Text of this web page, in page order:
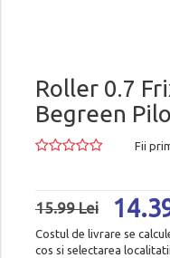
Roller 0.7
Begreen
Fii
15.99 Lei
Costul de livrare se
cos si selectarea